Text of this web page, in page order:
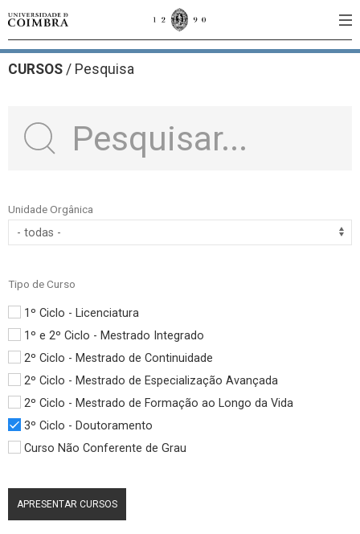
CURSOS / Pesquisa
Unidade Orgânica
Tipo de Curso
1º Ciclo - Licenciatura
1º e 2º Ciclo - Mestrado Integrado
2º Ciclo - Mestrado de Continuidade
2º Ciclo - Mestrado de Especialização Avançada
2º Ciclo - Mestrado de Formação ao Longo da Vida
3º Ciclo - Doutoramento
Curso Não Conferente de Grau
APRESENTAR CURSOS